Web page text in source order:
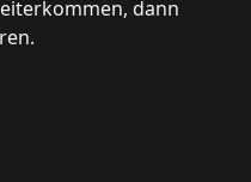
dann